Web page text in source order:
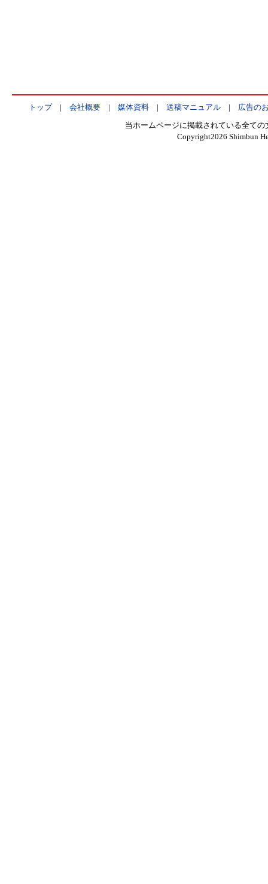
トップ| 会社概要| 媒体資料| 送稿マニュアル| 広告の
当ホームページに掲載されている全て
Copyright2026 Shimbun